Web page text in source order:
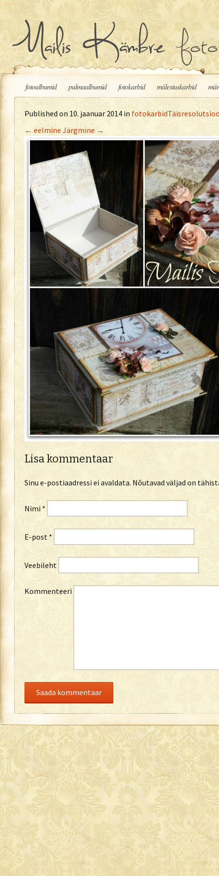
Liigu sisu juurde
fotoalbumid pulmaalbumid fotokarbid mälestuskarbid
Published on 10. jaanuar 2014 in fotokarbid
← eelmineJärgmine →
Lisa kommentaar
Sinu e-postiaadressi ei avaldata. Nõutavad väljad on
Nimi *
E-post *
Veebileht
Kommenteeri